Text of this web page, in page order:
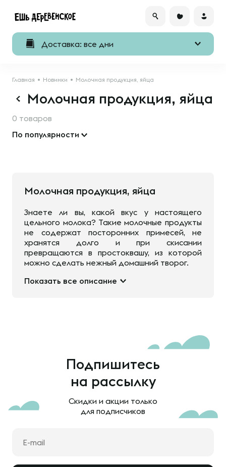
Доставка: все дни
Главная Новинки Молочная продукция, яйца
Молочная продукция, яйца
0 товаров
По популярности
Молочная продукция, яйца
Знаете ли вы, какой вкус у настоящего
цельного молока? Такие молочные продукты
не содержат посторонних примесей, не
хранятся долго и при скисании
превращаются в простоквашу, из которой
можно сделать нежный домашний творог.
Показать все описание
Подпишитесь
на рассылку
Скидки и акции только
для подписчиков